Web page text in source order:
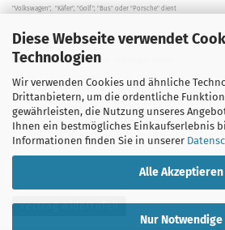
Diese Webseite verwendet
Technologien
Wir verwenden Cookies und ähnliche
Drittanbietern, um die ordentliche
gewährleisten, die Nutzung unseres
Ihnen ein bestmögliches Einkaufserlebnis
Informationen finden Sie in unserer
Alle Akzeptieren
Nur Notwendige
"Volkswagen", "Käfer", "Golf", "Bus" oder "Porsche" dient
der Beschreibung der Teile und stellt in keinem Fall eine direkte
Verbindung zu dem Unternehmen "Volkswagen" her/da.
Die Beschreibungen, Zeichnungen und Angaben zur
Verwendung sind sorgfältig überprüft worden.
Vertrag widerrufen